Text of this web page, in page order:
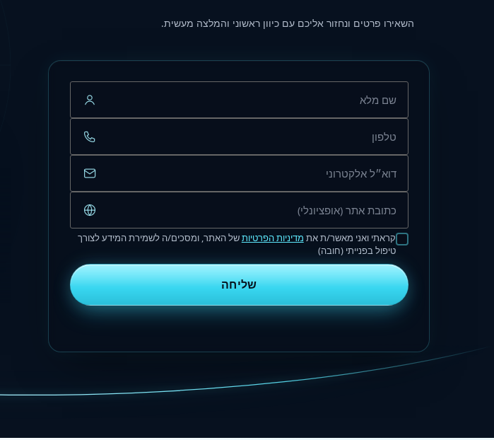
השאירו פרטים ונחזור אליכם עם כיוון ראשוני והמלצה מעשית.
קראתי ואני מאשר/ת את מדיניות הפרטיותשל האתר, ומסכים/ה לשמירת המידע לצורך
טיפול בפנייתי (חובה)
שליחה